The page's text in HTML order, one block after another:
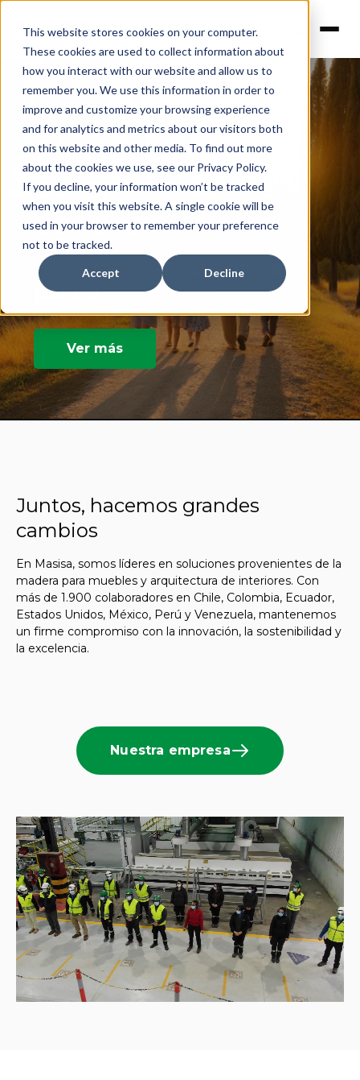
This website stores cookies on your computer.
These cookies are used to collect information about
how you interact with our website and allow us to
remember you. We use this information in order to
improve and customize your browsing experience
and for analytics and metrics about our visitors both
on this website and other media. To find out more
about the cookies we use, see our Privacy Policy.
If you decline, your information won’t be tracked
when you visit this website. A single cookie will be
used in your browser to remember your preference
not to be tracked.
Accept Decline
El mundo trae
colores nuevos
cada día
Nosotros los descubrimos
para ti
Ver más
Juntos, hacemos grandes
cambios
En Masisa, somos líderes en soluciones provenientes de la
madera para muebles y arquitectura de interiores. Con
más de 1.900 colaboradores en Chile, Colombia, Ecuador,
Estados Unidos, México, Perú y Venezuela, mantenemos
un firme compromiso con la innovación, la sostenibilidad y
la excelencia.
Nuestra empresa